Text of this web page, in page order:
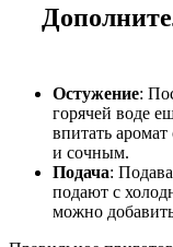
Остужение:
горячей воде
впитать
и сочным.
Подача:
подают с
можно